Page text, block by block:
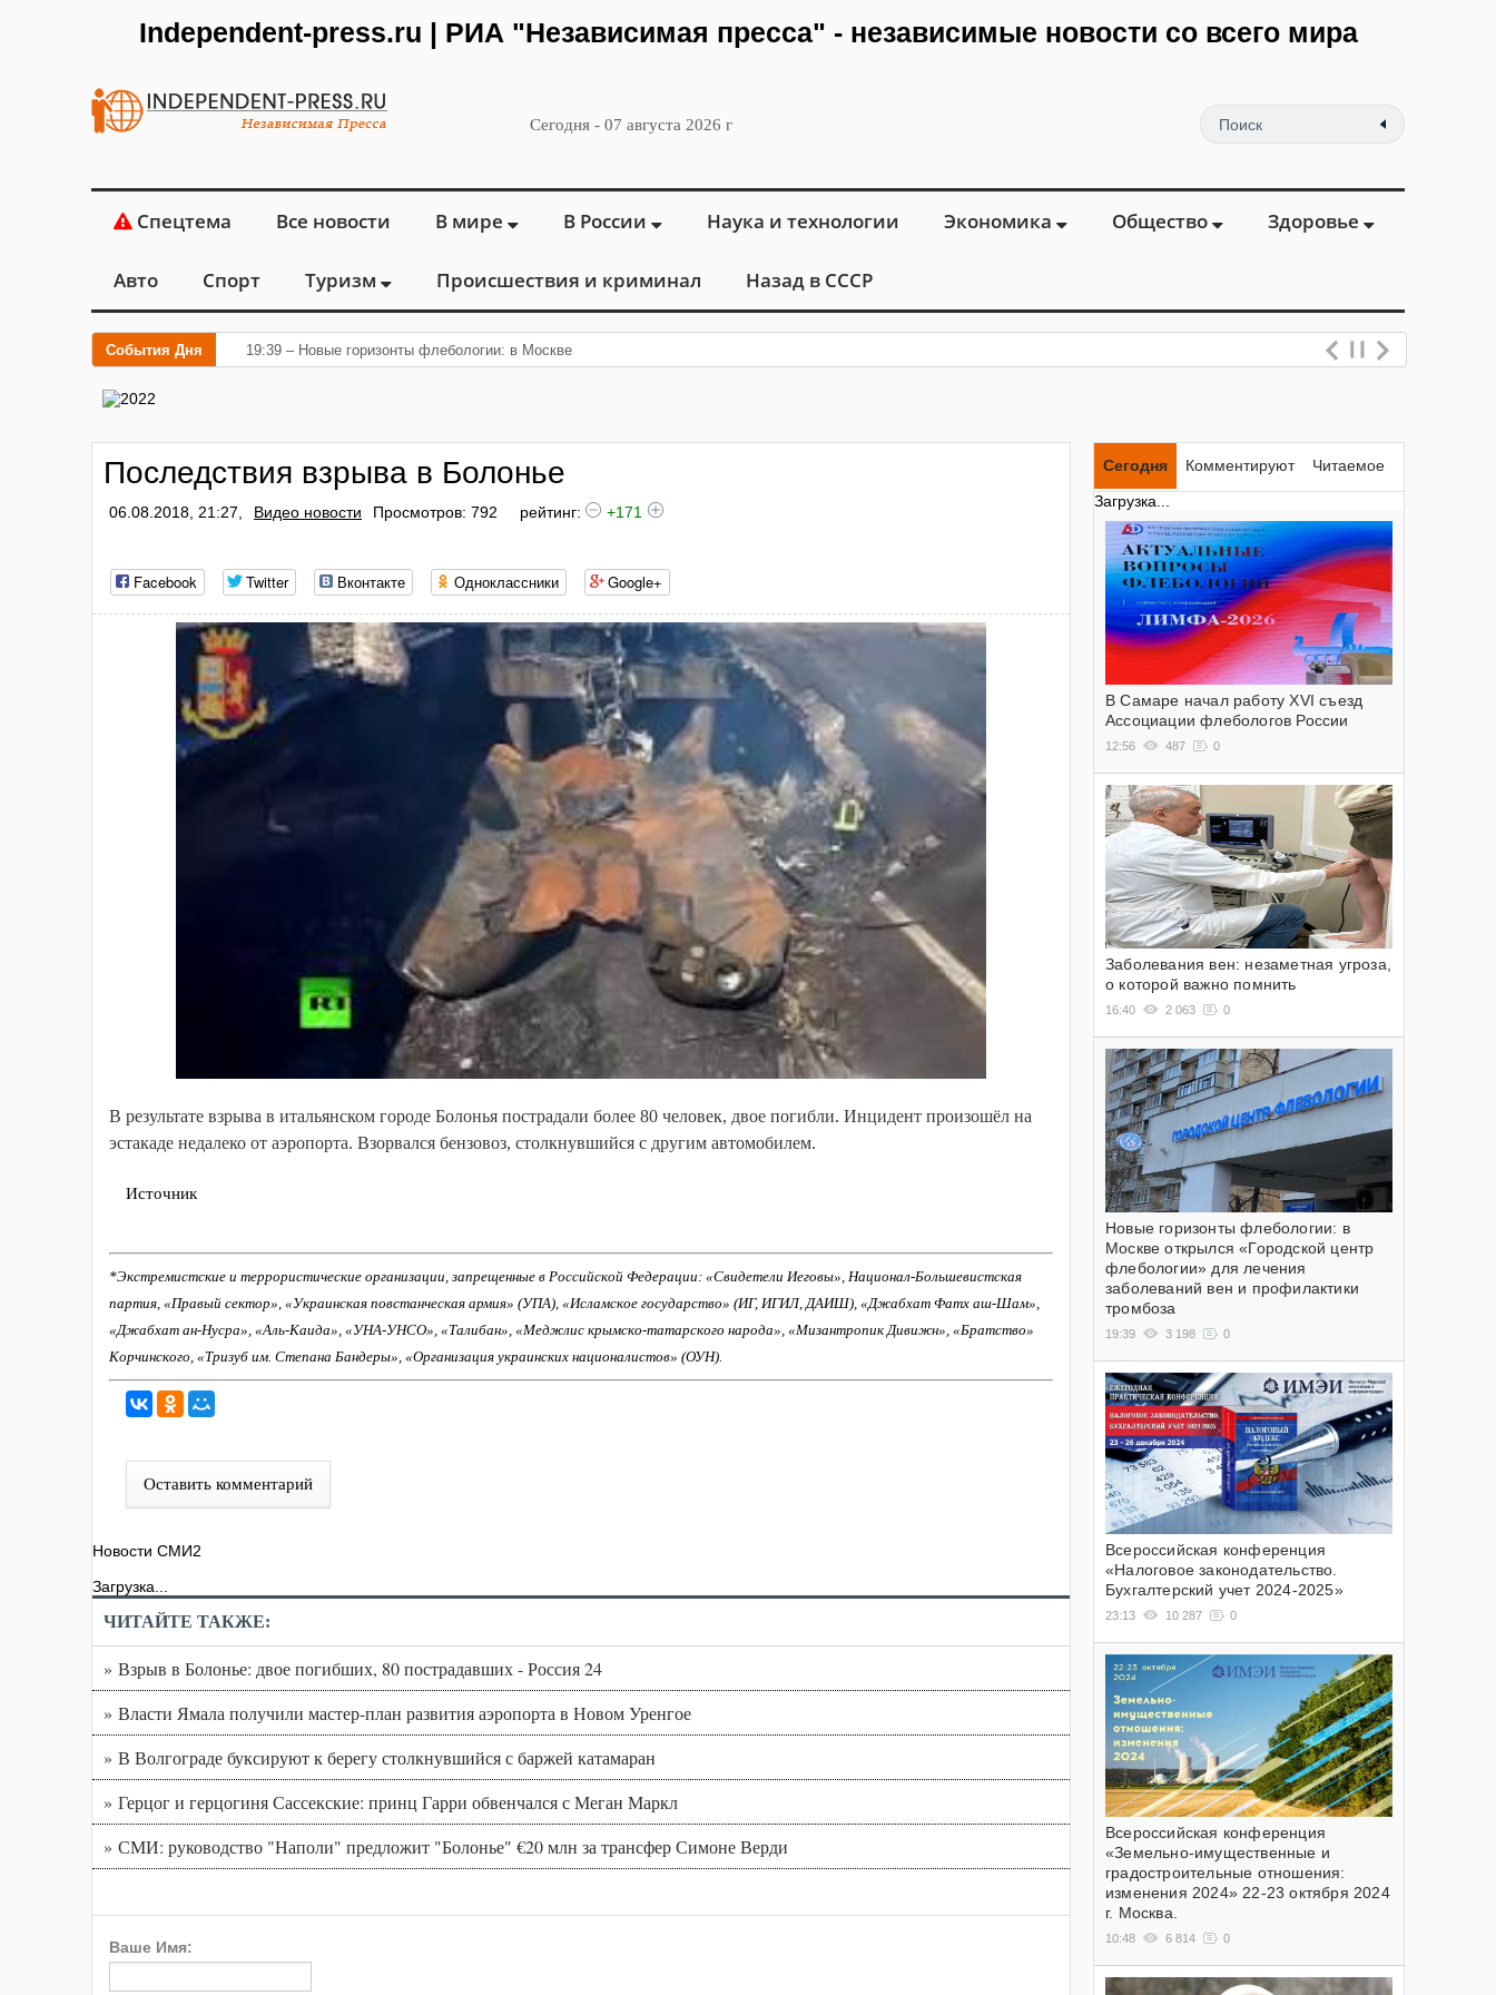
Independent-press.ru | РИА "Независимая пресса" - независимые новости со всего мира
Сегодня - 07 августа 2026 г
Спецтема Все новости В мире В России Наука и технологии Экономика Общество Здоровье
Авто Спорт Туризм Происшествия и криминал Назад в СССР
События Дня 19:39 – Новые горизонты флебологии: в Москве открылся «Городской центр ф
Последствия взрыва в Болонье
06.08.2018, 21:27, Видео новости Просмотров: 792 рейтинг: +171
Facebook Twitter Вконтакте Одноклассники Google+
В результате взрыва в итальянском городе Болонья пострадали более 80 человек, двое погибли. Инцидент произошёл на
эстакаде недалеко от аэропорта. Взорвался бензовоз, столкнувшийся с другим автомобилем.
Источник
*Экстремистские и террористические организации, запрещенные в Российской Федерации: «Свидетели Иеговы», Национал-Большевистская
партия, «Правый сектор», «Украинская повстанческая армия» (УПА), «Исламское государство» (ИГ, ИГИЛ, ДАИШ), «Джабхат Фатх аш-Шам»,
«Джабхат ан-Нусра», «Аль-Каида», «УНА-УНСО», «Талибан», «Меджлис крымско-татарского народа», «Мизантропик Дивижн», «Братство»
Корчинского, «Тризуб им. Степана Бандеры», «Организация украинских националистов» (ОУН).
Оставить комментарий
Новости СМИ2
Загрузка...
ЧИТАЙТЕ ТАКЖЕ:
» Взрыв в Болонье: двое погибших, 80 пострадавших - Россия 24
» Власти Ямала получили мастер-план развития аэропорта в Новом Уренгое
» В Волгограде буксируют к берегу столкнувшийся с баржей катамаран
» Герцог и герцогиня Сассекские: принц Гарри обвенчался с Меган Маркл
» СМИ: руководство "Наполи" предложит "Болонье" €20 млн за трансфер Симоне Верди
Ваше Имя:
Сегодня Комментируют
Читаемое
Загрузка...
В Самаре начал работу XVI съезд
Ассоциации флебологов России
12:56 487 0
Заболевания вен: незаметная угроза,
о которой важно помнить
16:40 2 063 0
Новые горизонты флебологии: в
Москве открылся «Городской центр
флебологии» для лечения
заболеваний вен и профилактики
тромбоза
19:39 3 198 0
Всероссийская конференция
«Налоговое законодательство.
Бухгалтерский учет 2024-2025»
23:13 10 287 0
Всероссийская конференция
«Земельно-имущественные и
градостроительные отношения:
изменения 2024» 22-23 октября 2024
г. Москва.
10:48 6 814 0